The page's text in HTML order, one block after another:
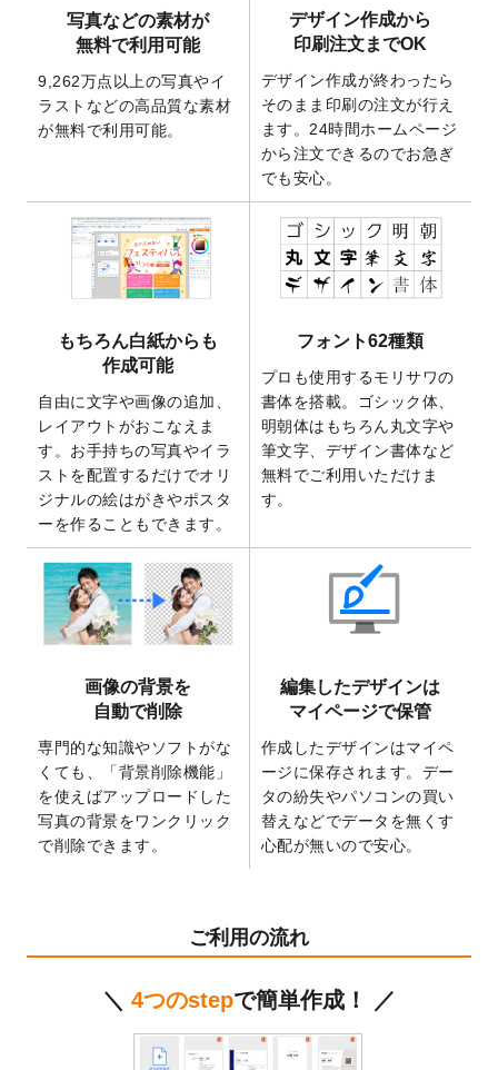
2025/12/22
2026年版4月始まりのカレンダーデザイン
テンプレート
を公開いたしました。
開いたしました。
2025/9/30
【新商品】クリアファイルバッグ が作成で
きるようになりました！
2026年午年の年賀状デザインテンプレート
を公開いたしました。
2025/9/10
喪中はがき・寒中見舞いのデザインテンプ
レートを公開いたしました。
2025/8/1
9,160万点以上の写真やイラスト素材が無料
2025/7/30
キャンバスプリントのデザインテンプレー
トを追加いたしました。
2025/6/30
暑中見舞いのデザインテンプレートを追加
しました。
2025/6/27
キャンバスプリントのデザインテンプレー
トを追加いたしました。
2025/6/24
2026年版1月始まりのカレンダーデザイン
テンプレートを公開いたしました。
2025/6/9
「背景削除機能
」を実装しました。
2025/4/3
DMのデザインテンプレートを追加しまし
た。
を追加しました。
マスキングテープのデザインテンプレート
を追加しました。
2025/1/15
配置できるデータ形式が増えました。
（pdf、psd、eps、tifに対応）
2024/12/24
2025年版4月始まりのカレンダーデザイン
箔押し年賀状のデザインテンプレート
ステッカーのデザインテンプレート
しました。
2025年巳年の年賀状デザインテンプレート
写真などの素材が
無料で利用可能
9,262万点以上の写真やイ
ラストなどの高品質な素材
が無料で利用可能。
デザイン作成から
印刷注文までOK
デザイン作成が終わったら
そのまま印刷の注文が行え
ます。24時間ホームページ
から注文できるのでお急ぎ
でも安心。
もちろん白紙からも
作成可能
自由に文字や画像の追加、
レイアウトがおこなえま
す。お手持ちの写真やイラ
ストを配置するだけでオリ
ジナルの絵はがきやポスタ
ーを作ることもできます。
フォント62種類
プロも使用するモリサワの
書体を搭載。ゴシック体、
明朝体はもちろん丸文字や
筆文字、デザイン書体など
無料でご利用いただけま
す。
画像の背景を
自動で削除
専門的な知識やソフトがな
くても、「背景削除機能」
を使えばアップロードした
写真の背景をワンクリック
で削除できます。
編集したデザインは
マイページで保管
作成したデザインはマイペ
ージに保存されます。デー
タの紛失やパソコンの買い
替えなどでデータを無くす
心配が無いので安心。
ご利用の流れ
＼ 4つのstepで簡単作成！ ／